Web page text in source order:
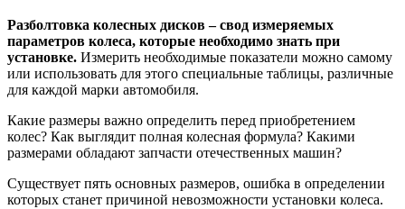
Разболтовка колесных дисков – свод измеряемых
параметров колеса, которые необходимо знать при
установке. Измерить необходимые показатели можно самому
или использовать для этого специальные таблицы, различные
для каждой марки автомобиля.
Какие размеры важно определить перед приобретением
колес? Как выглядит полная колесная формула? Какими
размерами обладают запчасти отечественных машин?
Существует пять основных размеров, ошибка в определении
которых станет причиной невозможности установки колеса.